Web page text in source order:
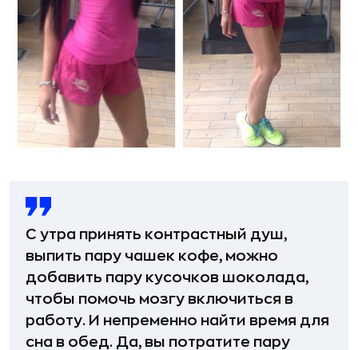
С утра принять контрастный душ,
выпить пару чашек кофе, можно
добавить пару кусочков шоколада,
чтобы помочь мозгу включиться в
работу. И непременно найти время для
сна в обед. Да, вы потратите пару